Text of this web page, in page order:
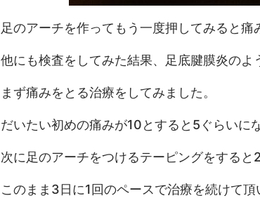
足のアーチを作ってもう一度押してみると痛
他にも検査をしてみた結果、足底腱膜炎のよ
まず痛みをとる治療をしてみました。
だいたい初めの痛みが10とすると5ぐらいに
次に足のアーチをつけるテーピングをすると
このまま3日に1回のペースで治療を続けて